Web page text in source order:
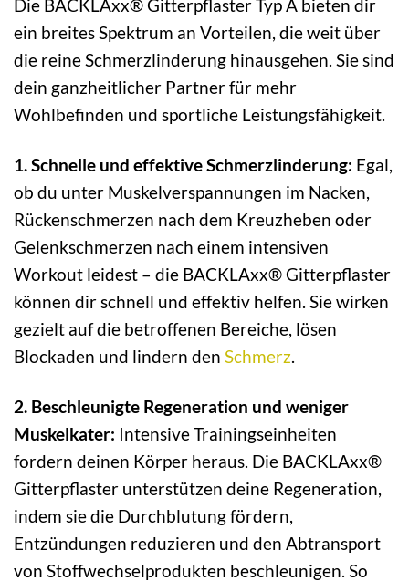
Die BACKLAxx® Gitterpflaster Typ A bieten dir
ein breites Spektrum an Vorteilen, die weit über
die reine Schmerzlinderung hinausgehen. Sie sind
dein ganzheitlicher Partner für mehr
Wohlbefinden und sportliche Leistungsfähigkeit.
1. Schnelle und effektive Schmerzlinderung: Egal,
ob du unter Muskelverspannungen im Nacken,
Rückenschmerzen nach dem Kreuzheben oder
Gelenkschmerzen nach einem intensiven
Workout leidest – die BACKLAxx® Gitterpflaster
können dir schnell und effektiv helfen. Sie wirken
gezielt auf die betroffenen Bereiche, lösen
Blockaden und lindern den Schmerz.
2. Beschleunigte Regeneration und weniger
Muskelkater: Intensive Trainingseinheiten
fordern deinen Körper heraus. Die BACKLAxx®
Gitterpflaster unterstützen deine Regeneration,
indem sie die Durchblutung fördern,
Entzündungen reduzieren und den Abtransport
von Stoffwechselprodukten beschleunigen. So